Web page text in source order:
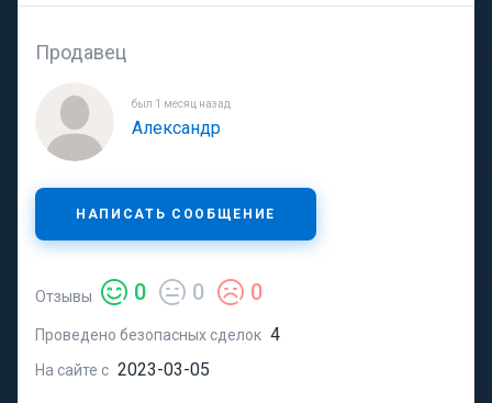
Продавец
был 1 месяц назад
Александр
НАПИСАТЬ СООБЩЕНИЕ
Отзывы 0 0 0
Проведено безопасных сделок 4
На сайте с 2023-03-05